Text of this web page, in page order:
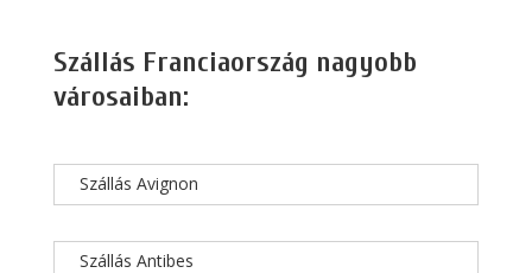
Szállás Franciaország nagyobb
városaiban:
Szállás Avignon
Szállás Antibes